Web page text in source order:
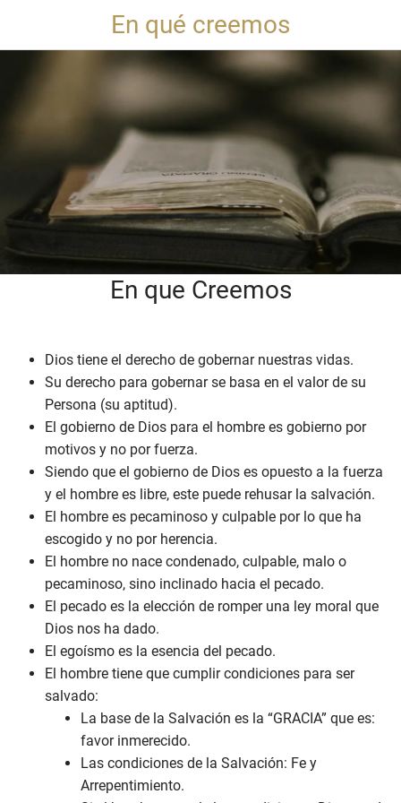
En qué creemos
En que Creemos
Dios tiene el derecho de gobernar nuestras vidas.
Su derecho para gobernar se basa en el valor de su
Persona (su aptitud).
El gobierno de Dios para el hombre es gobierno por
motivos y no por fuerza.
Siendo que el gobierno de Dios es opuesto a la fuerza
y el hombre es libre, este puede rehusar la salvación.
El hombre es pecaminoso y culpable por lo que ha
escogido y no por herencia.
El hombre no nace condenado, culpable, malo o
pecaminoso, sino inclinado hacia el pecado.
El pecado es la elección de romper una ley moral que
Dios nos ha dado.
El egoísmo es la esencia del pecado.
El hombre tiene que cumplir condiciones para ser
salvado:
La base de la Salvación es la “GRACIA” que es:
favor inmerecido.
Las condiciones de la Salvación: Fe y
Arrepentimiento.